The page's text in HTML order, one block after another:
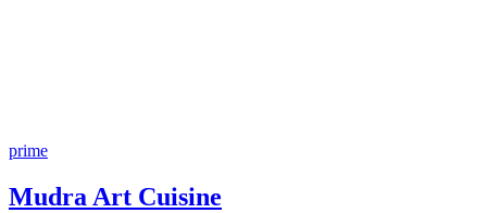
prime
Mudra Art Cuisine